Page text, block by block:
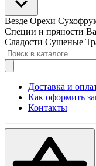
Везде Орехи
Специи и пряности
Сладости Сушеные
Доставка и
Как оформить
Контакты